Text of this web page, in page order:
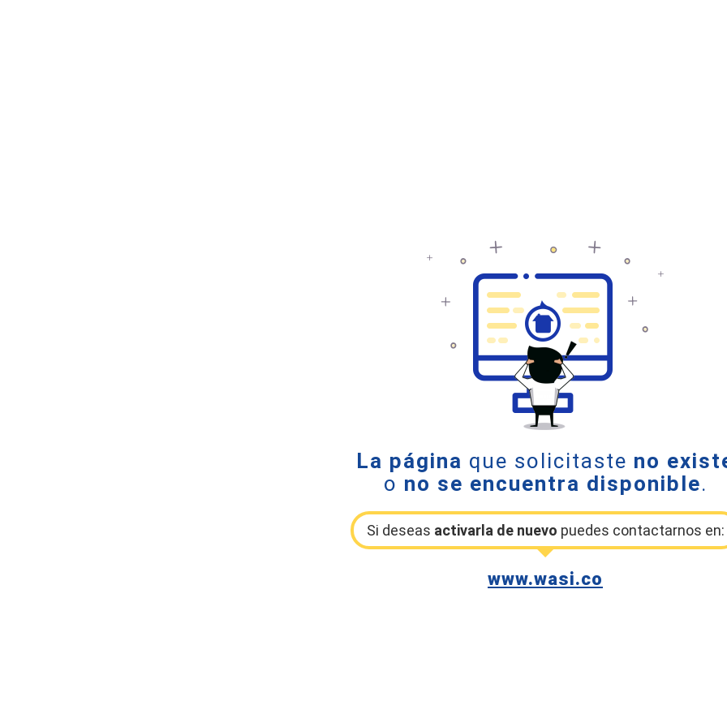
La página que solicitaste no
o no se encuentra disponible.
Si deseas activarla de nuevo puedes contactarnos en:
www.wasi.co